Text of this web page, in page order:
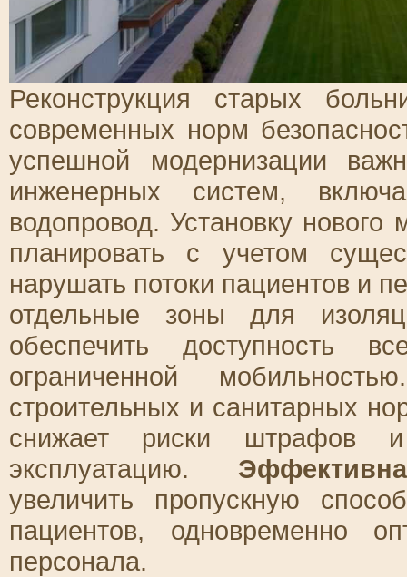
Реконструкция старых
современных норм
успешной модернизации
инженерных систем,
водопровод. Установку
планировать с учетом
нарушать потоки пациентов и
отдельные зоны для
обеспечить
ограниченной
строительных и санитарных
снижает риски штрафов
эксплуатацию.
увеличить пропускную
пациентов, одновременно
персонала.